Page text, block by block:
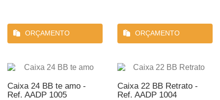
ORÇAMENTO ORÇAMENTO
Caixa 24 BB te amo -
Ref. AADP 1005
Caixa 22 BB Retrato -
Ref. AADP 1004